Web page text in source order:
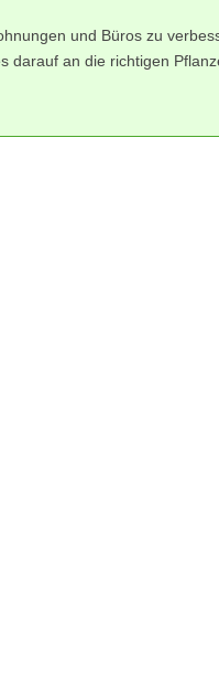
und Büros zu
darauf an die richtigen